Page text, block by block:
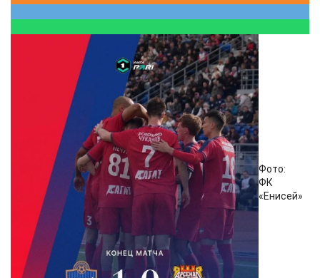
Фото:
ФК
«Енисей»